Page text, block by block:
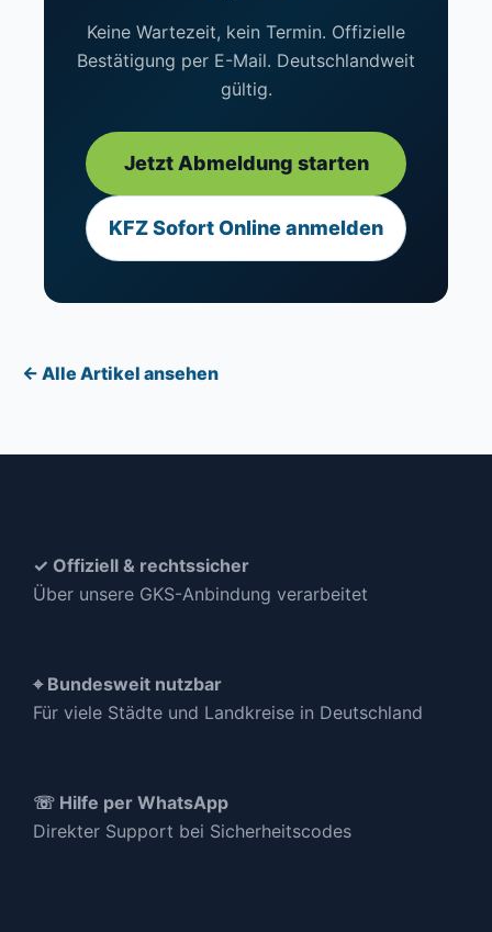
Keine Wartezeit, kein Termin. Offizielle
Bestätigung per E-Mail. Deutschlandweit
gültig.
Jetzt Abmeldung starten
KFZ Sofort Online anmelden
← Alle Artikel ansehen
✓ Offiziell & rechtssicher
Über unsere GKS-Anbindung verarbeitet
⌖ Bundesweit nutzbar
Für viele Städte und Landkreise in Deutschland
☏ Hilfe per WhatsApp
Direkter Support bei Sicherheitscodes